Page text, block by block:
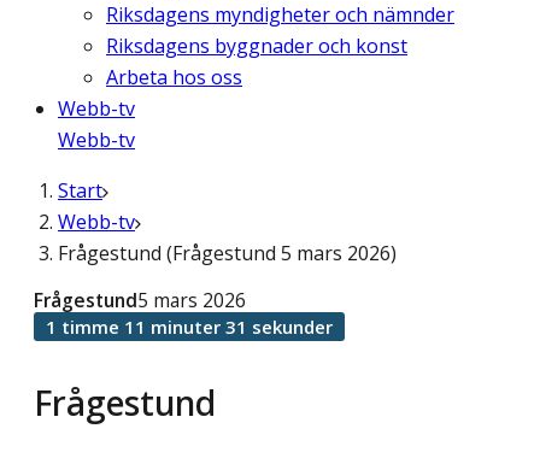
Riksdagens myndigheter och nämnder
Riksdagens byggnader och konst
Arbeta hos oss
Webb-tv
Webb-tv
Start
Webb-tv
Frågestund (Frågestund 5 mars 2026)
Frågestund
Frågestund5 mars 2026
1 timme 11 minuter 31 sekunder